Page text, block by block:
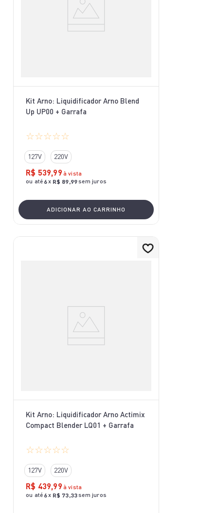
Kit Arno: Liquidificador Arno Blend
Up UP00 + Garrafa
☆☆☆☆☆
127V 220V
R$ 539,99 à vista
ou até 6x R$ 89,99sem juros
ADICIONAR AO CARRINHO
Kit Arno: Liquidificador Arno Actimix
Compact Blender LQ01 + Garrafa
☆☆☆☆☆
127V 220V
R$ 439,99 à vista
ou até 6x R$ 73,33sem juros